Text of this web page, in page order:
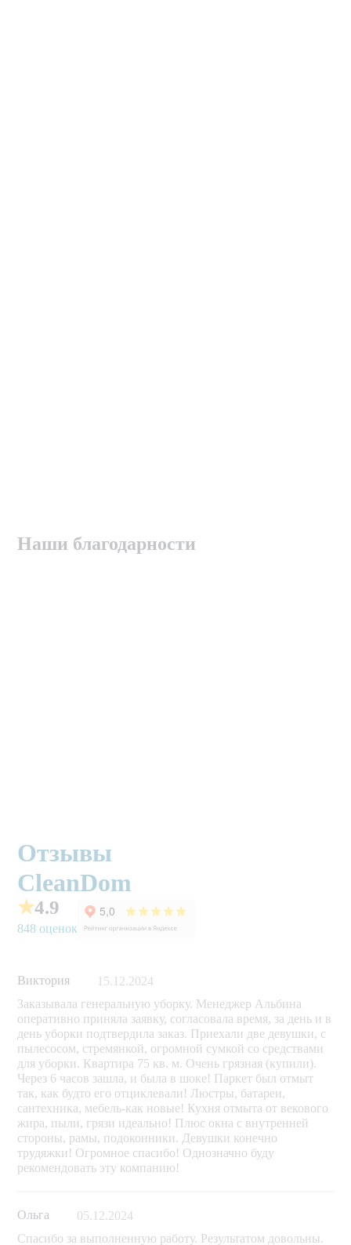
Наши благодарности
Отзывы
CleanDom
★4.9
848 оценок
Виктория
15.12.2024
Заказывала генеральную уборку. Менеджер Альбина
оперативно приняла заявку, согласовала время, за день и в
день уборки подтвердила заказ. Приехали две девушки, с
пылесосом, стремянкой, огромной сумкой со средствами
для уборки. Квартира 75 кв. м. Очень грязная (купили).
Через 6 часов зашла, и была в шоке! Паркет был отмыт
так, как будто его отциклевали! Люстры, батареи,
сантехника, мебель-как новые! Кухня отмыта от векового
жира, пыли, грязи идеально! Плюс окна с внутренней
стороны, рамы, подоконники. Девушки конечно
трудяжки! Огромное спасибо! Однозначно буду
рекомендовать эту компанию!
Ольга
05.12.2024
Спасибо за выполненную работу. Результатом довольны.